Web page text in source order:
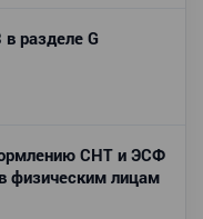
разделе G
СНТ и ЭСФ
физическим лицам